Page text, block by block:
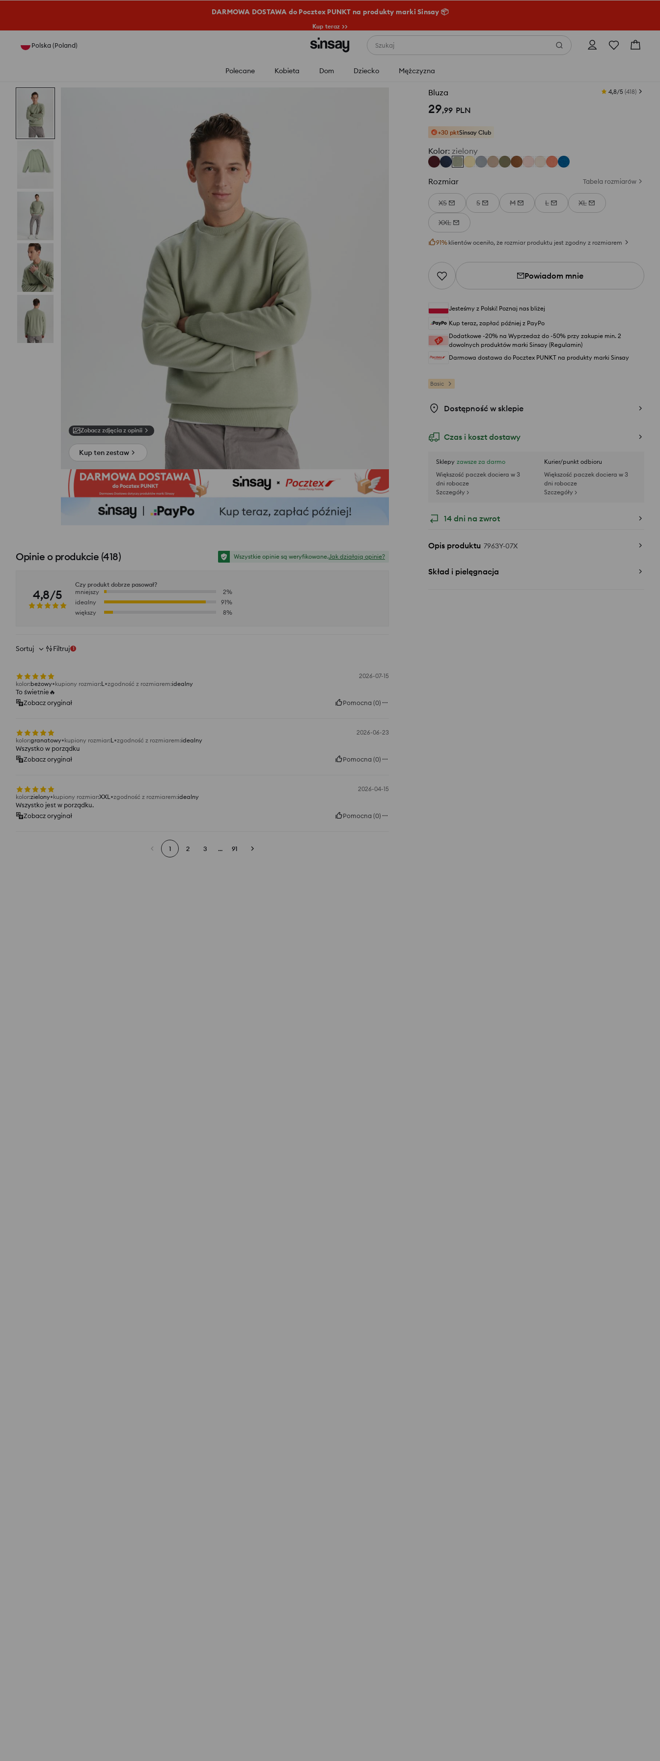
DARMOWA DOSTAWA do Pocztex PUNKT na produkty marki Sinsay 📦
Kup teraz >>
Polska (Poland) Szukaj
Polecane Kobieta Dom Dziecko Mężczyzna
Bluza 4,8/5 (418)
29,99 PLN
+30 pktSinsay Club
Kolor: zielony
Rozmiar Tabela rozmiarów
XS S M L XL
XXL
91% klientów oceniło, że rozmiar produktu jest zgodny z rozmiarem
Powiadom mnie
Jesteśmy z Polski! Poznaj nas bliżej
Kup teraz, zapłać później z PayPo
Dodatkowe -20% na Wyprzedaż do -50% przy zakupie min. 2
dowolnych produktów marki Sinsay (Regulamin)
Darmowa dostawa do Pocztex PUNKT na produkty marki Sinsay
Basic
Dostępność w sklepie
Czas i koszt dostawy
Sklepy zawsze za darmo
Większość paczek dociera w 3
dni robocze
Szczegóły >
Kurier/punkt odbioru
Większość paczek dociera w 3
dni robocze
Szczegóły >
14 dni na zwrot
Opis produktu 7963Y-07X
Skład i pielęgnacja
Zobacz zdjęcia z opinii
Kup ten zestaw
Opinie o produkcie (418) Wszystkie opinie są weryfikowane.Jak działają opinie?
4,8/5
Czy produkt dobrze pasował?
mniejszy
2%
idealny
91%
większy
8%
Sortuj Filtruj 1
2026-07-15
kolor:beżowy kupiony rozmiar:L zgodność z rozmiarem:idealny
To świetnie🔥
Zobacz oryginał
Pomocna (0)
2026-06-23
kolor:granatowy kupiony rozmiar:L zgodność z rozmiarem:idealny
Wszystko w porządku
Zobacz oryginał
Pomocna (0)
2026-04-15
kolor:zielony kupiony rozmiar:XXL zgodność z rozmiarem:idealny
Wszystko jest w porządku.
Zobacz oryginał
Pomocna (0)
1 2 3 ... 91